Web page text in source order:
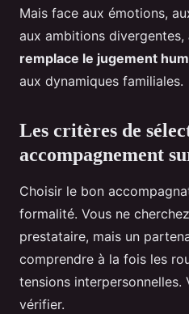
Mais face aux émotions,
aux ambitions divergentes,
remplace le jugement
aux dynamiques familiales.
Les critères de
accompagnement
Choisir le bon
formalité. Vous ne
prestataire, mais un
comprendre à la fois les
tensions interpersonnelles.
vérifier.